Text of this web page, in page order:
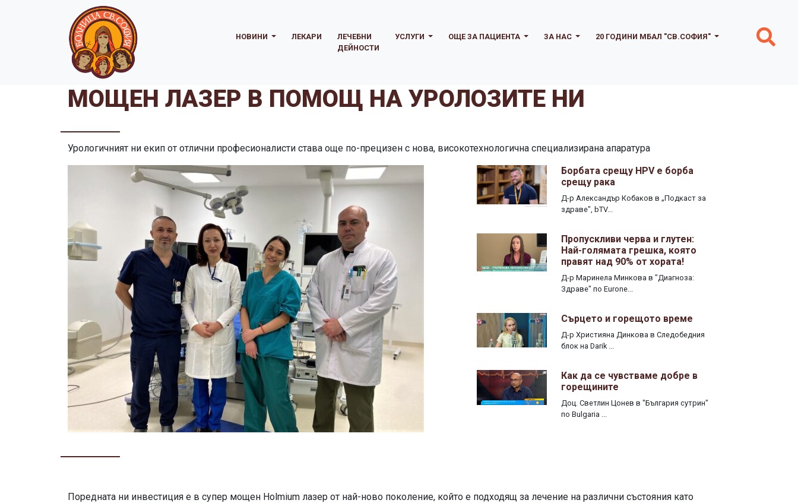
НОВИНИ ЛЕКАРИ
ЛЕЧЕБНИ
ДЕЙНОСТИ
УСЛУГИ ОЩЕ ЗА ПАЦИЕНТА ЗА НАС 20 ГОДИНИ МБАЛ "СВ.СОФИЯ"
МОЩЕН ЛАЗЕР В ПОМОЩ НА УРОЛОЗИТЕ НИ
Урологичният ни екип от отлични професионалисти става още по-прецизен с нова, високотехнологична специализирана апаратура
Борбата срещу HPV е борба
срещу рака
Д-р Александър Кобаков в „Подкаст за
здраве", bTV...
Пропускливи черва и глутен:
Най-голямата грешка, която
правят над 90% от хората!
Д-р Маринела Минкова в "Диагноза:
Здраве" по Eurone...
Сърцето и горещото време
Д-р Християна Динкова в Следобедния
блок на Darik ...
Как да се чувстваме добре в
горещините
Доц. Светлин Цонев в "България сутрин"
по Bulgaria ...
Поредната ни инвестиция е в супер мощен Holmium лазер от най-ново поколение, който е подходящ за лечение на различни състояния като